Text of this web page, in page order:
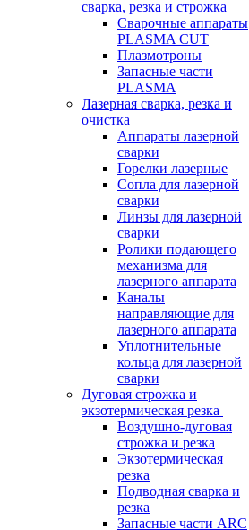
сварка, резка и строжка
Сварочные аппараты
PLASMA CUT
Плазмотроны
Запасные части
PLASMA
Лазерная сварка, резка и
очистка
Аппараты лазерной
сварки
Горелки лазерные
Сопла для лазерной
сварки
Линзы для лазерной
сварки
Ролики подающего
механизма для
лазерного аппарата
Каналы
направляющие для
лазерного аппарата
Уплотнительные
кольца для лазерной
сварки
Дуговая строжка и
экзотермическая резка
Воздушно-дуговая
строжка и резка
Экзотермическая
резка
Подводная сварка и
резка
Запасные части ARC